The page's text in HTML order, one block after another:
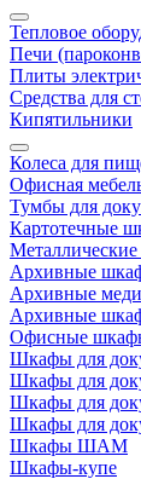
Тепловое
Печи
Плиты
Средства для
Кипятильники
Колеса для
Офисная
Тумбы для
Картотечные
Архивные
Архивные
Архивные
Офисные
Шкафы для
Шкафы для
Шкафы для
Шкафы для
Шкафы ШАМ
Шкафы-купе